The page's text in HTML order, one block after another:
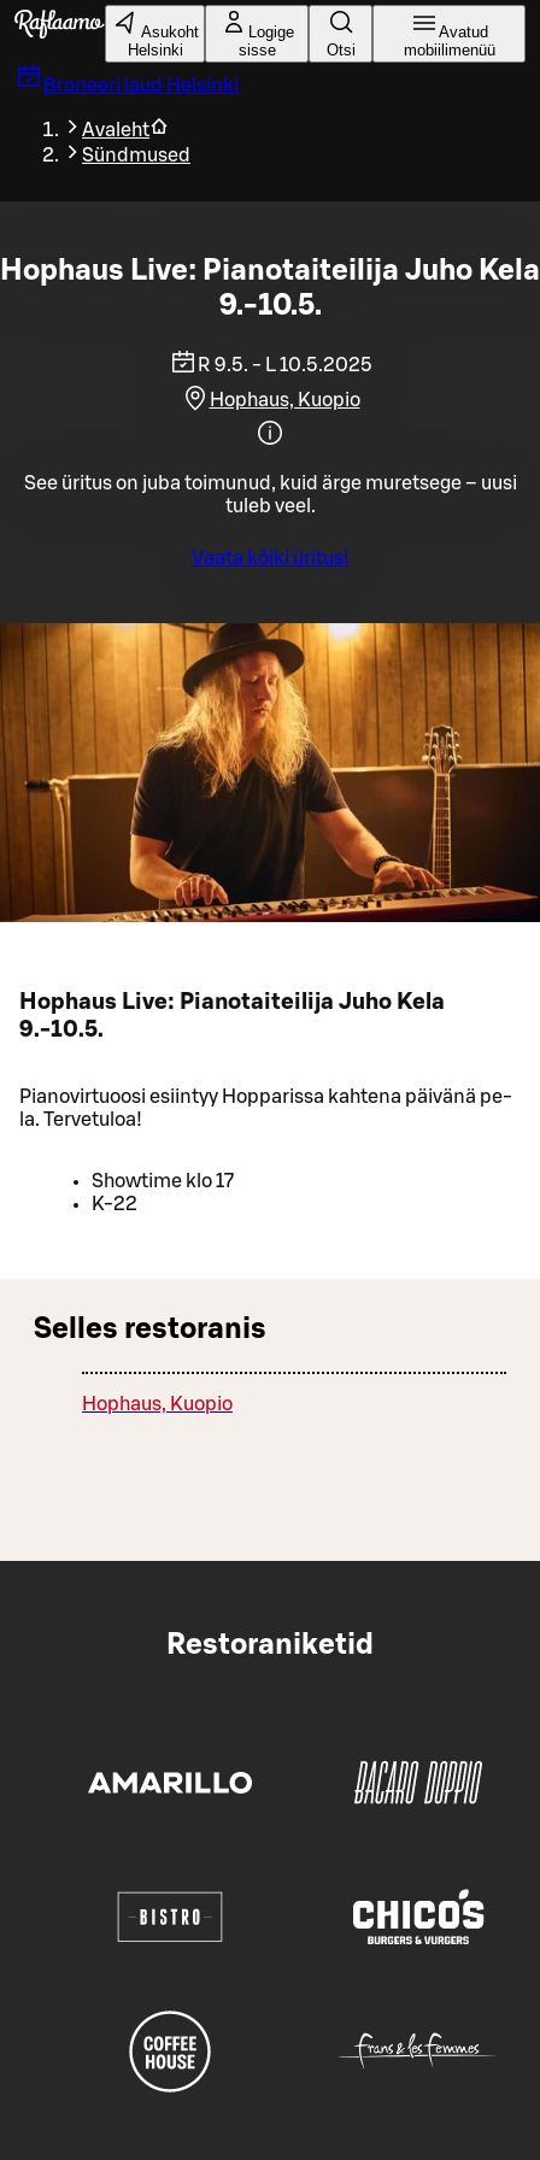
Liigu peamise sisu juurde
Asukoht
Helsinki
Logige
sisse
Otsi
Avatud
mobiilimenüü
Broneeri laud Helsinki
Avaleht
Sündmused
Hophaus Live: Pianotaiteilija Juho Kela
9.-10.5.
R 9.5. - L 10.5.2025
Hophaus, Kuopio
See üritus on juba toimunud, kuid ärge muretsege – uusi
tuleb veel.
Vaata kõiki üritusi
Hophaus Live: Pianotaiteilija Juho Kela
9.-10.5.
Pianovirtuoosi esiintyy Hopparissa kahtena päivänä pe-
la. Tervetuloa!
Showtime klo 17
K-22
Selles restoranis
Hophaus, Kuopio
Restoraniketid